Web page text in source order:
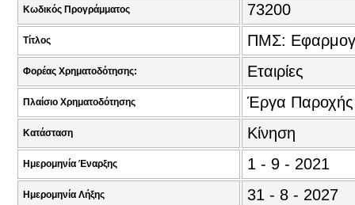
Κωδικός Προγράμματος 73200
Τίτλος ΠΜΣ:
Φορέας Χρηματοδότησης: Εταιρίες
Πλαίσιο Χρηματοδότησης Έργα
Κατάσταση Κίνηση
Ημερομηνία Έναρξης 1 - 9 - 2021
Ημερομηνία Λήξης 31 - 8 - 2027